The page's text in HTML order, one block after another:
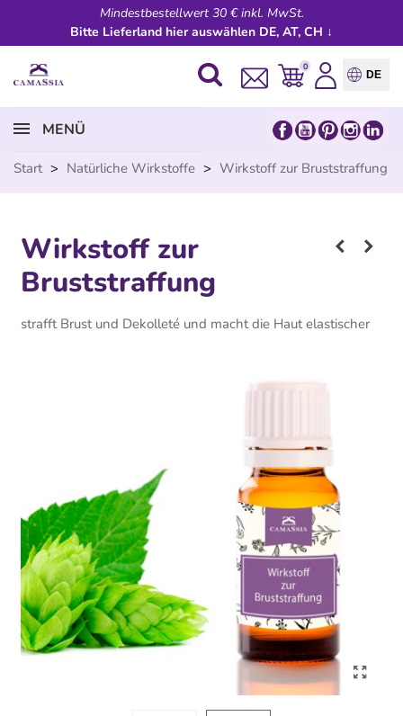
Mindestbestellwert 30 € inkl. MwSt.
Bitte Lieferland hier auswählen DE, AT, CH ↓
0
DE
MENÜ
Start > Natürliche Wirkstoffe > Wirkstoff zur Bruststraffung
Wirkstoff zur
Bruststraffung
strafft Brust und Dekolleté und macht die Haut elastischer